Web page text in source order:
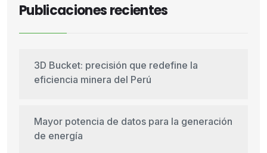
Publicaciones recientes
3D Bucket: precisión que redefine la
eficiencia minera del Perú
Mayor potencia de datos para la generación
de energía